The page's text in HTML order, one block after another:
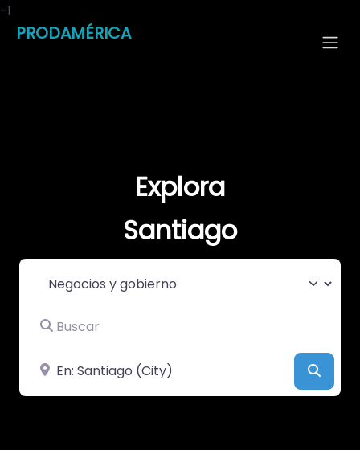
PRODAMÉRICA
Explora
Santiago
Seleccionar el formulario de búsqueda
Buscar
Cerca de
-1